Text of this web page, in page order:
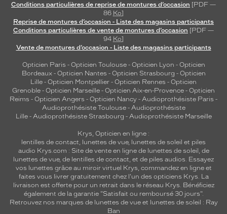
Conditions particulières de reprise de montures d’occasion [PDF —
86 Ko]
Reprise de montures d’occasion - Liste des magasins participants
Conditions particulières de vente de montures d’occasion [PDF —
94 Ko]
Vente de montures d’occasion - Liste des magasins participants
Opticien Paris - Opticien Toulouse- Opticien Lyon - Opticien
Bordeaux- Opticien Nantes - Opticien Strasbourg - Opticien
Lille - Opticien Montpellier - Opticien Rennes - Opticien
Grenoble - Opticien Marseille - Opticien Aix-en-Provence - Opticien
Reims - Opticien Angers - Opticien Nancy - Audioprothésiste Paris -
Audioprothésiste Toulouse- Audioprothésiste
Lille- Audioprothésiste Strasbourg - Audioprothésiste Marseille
Krys, Opticien en ligne :
lentilles de contact, lunettes de vue, lunettes de soleil et piles
audio Krys.com : Site de vente en ligne de lunettes de soleil, de
lunettes de vue, de lentilles de contact, et de piles audios. Essayez
vos lunettes grâce au miroir virtuel Krys, commandez en ligne et
faites vous livrer gratuitement chez l'un des opticiens Krys. La
livraison est offerte pour un retrait dans le réseau Krys. Bénéficiez
également de la garantie "Satisfait ou remboursé 30 jours".
Retrouvez nos marques de lunettes de vue et lunettes de soleil : Ray
Ban